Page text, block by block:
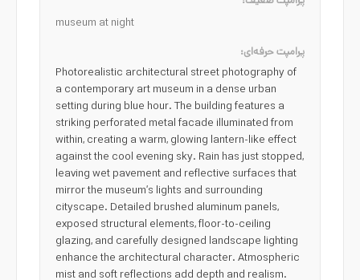
museum at night
پرامپت حرفه‌ای:
Photorealistic architectural street photography of
a contemporary art museum in a dense urban
setting during blue hour. The building features a
striking perforated metal facade illuminated from
within, creating a warm, glowing lantern-like effect
against the cool evening sky. Rain has just stopped,
leaving wet pavement and reflective surfaces that
mirror the museum’s lights and surrounding
cityscape. Detailed brushed aluminum panels,
exposed structural elements, floor-to-ceiling
glazing, and carefully designed landscape lighting
enhance the architectural character. Atmospheric
mist and soft reflections add depth and realism.